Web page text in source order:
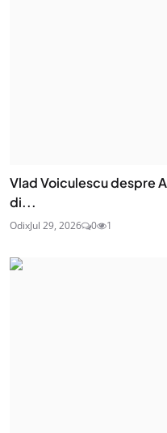
Vlad Voiculescu despre
di...
OdixJul 29, 2026 0 1